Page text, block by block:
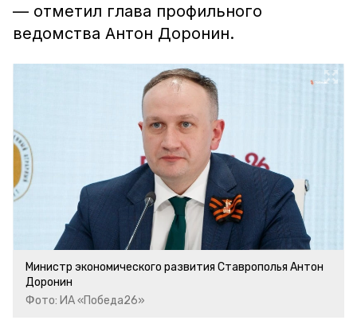
— отметил глава профильного
ведомства Антон Доронин.
Министр экономического развития Ставрополья Антон
Доронин
Фото: ИА «Победа26»